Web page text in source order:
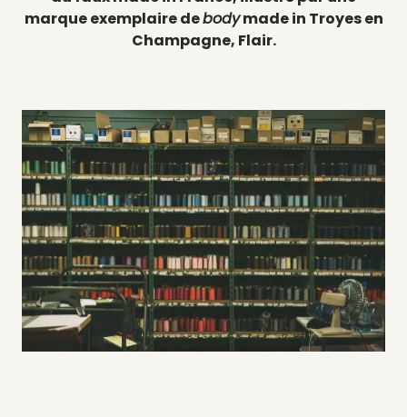
marque exemplaire debodymade in Troyes en
Champagne, Flair.